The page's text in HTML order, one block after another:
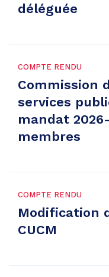
déléguée
COMPTE RENDU
Commission
services
mandat
membres
COMPTE RENDU
Modification
CUCM